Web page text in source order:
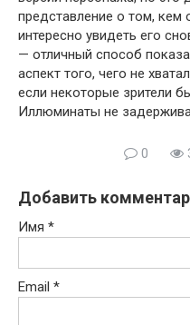
представление о том,
интересно увидеть его
— отличный способ
аспект того, чего не
если некоторые зрители
Иллюминаты не
0
Добавить
Имя *
Email *